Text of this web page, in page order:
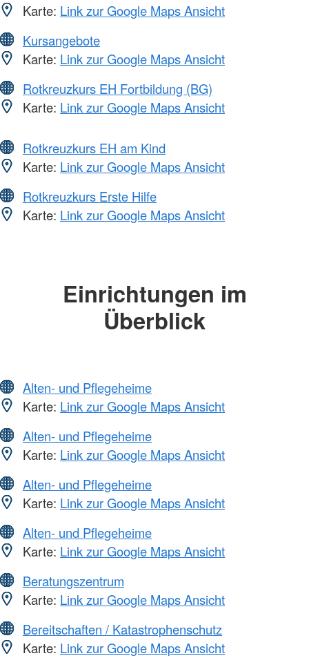
Karte: Link zur Google Maps Ansicht
Kursangebote
Karte: Link zur Google Maps Ansicht
Rotkreuzkurs EH Fortbildung (BG)
Karte: Link zur Google Maps Ansicht
Rotkreuzkurs EH am Kind
Karte: Link zur Google Maps Ansicht
Rotkreuzkurs Erste Hilfe
Karte: Link zur Google Maps Ansicht
Einrichtungen im
Überblick
Alten- und Pflegeheime
Karte: Link zur Google Maps Ansicht
Alten- und Pflegeheime
Karte: Link zur Google Maps Ansicht
Alten- und Pflegeheime
Karte: Link zur Google Maps Ansicht
Alten- und Pflegeheime
Karte: Link zur Google Maps Ansicht
Beratungszentrum
Karte: Link zur Google Maps Ansicht
Bereitschaften / Katastrophenschutz
Karte: Link zur Google Maps Ansicht